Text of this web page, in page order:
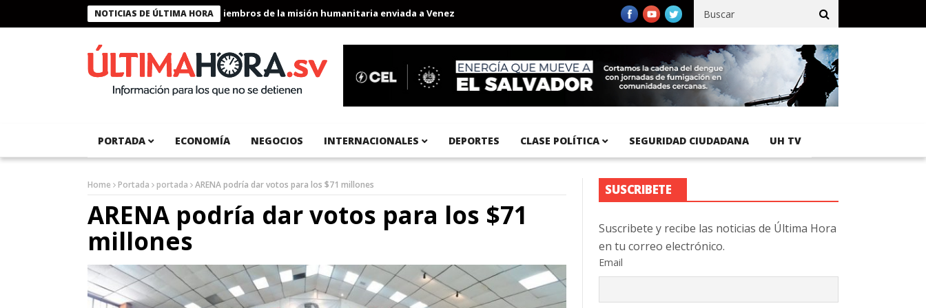
NOTICIAS DE ÚLTIMA HORA
Presidente Bukele condecora a miembros de la misión humanitaria enviada a Venezuela Aeropuerto Internacional del Pacífico registra 92 % de avance en obras de terracería
PORTADA ECONOMÍA NEGOCIOS INTERNACIONALES DEPORTES CLASE POLÍTICA SEGURIDAD CIUDADANA UH TV
Home Portada portada ARENA podría dar votos para los $71 millones
ARENA podría dar votos para los $71
millones
SUSCRIBETE
Suscribete y recibe las noticias de Última Hora
en tu correo electrónico.
Email